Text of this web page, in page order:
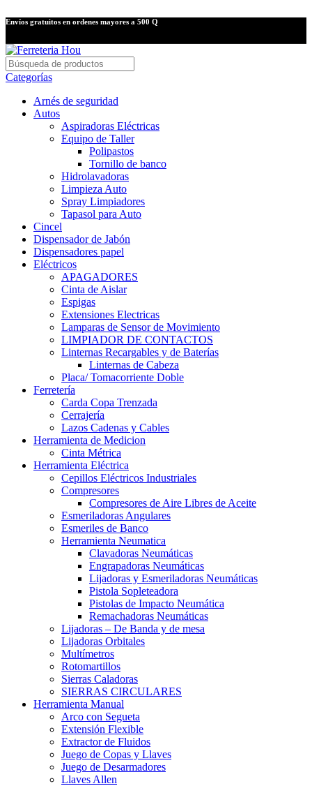
Envíos gratuitos en ordenes mayores a 500 Q
Categorías
Arnés de seguridad
Autos
Aspiradoras Eléctricas
Equipo de Taller
Polipastos
Tornillo de banco
Hidrolavadoras
Limpieza Auto
Spray Limpiadores
Tapasol para Auto
Cincel
Dispensador de Jabón
Dispensadores papel
Eléctricos
APAGADORES
Cinta de Aislar
Espigas
Extensiones Electricas
Lamparas de Sensor de Movimiento
LIMPIADOR DE CONTACTOS
Linternas Recargables y de Baterías
Linternas de Cabeza
Placa/ Tomacorriente Doble
Ferretería
Carda Copa Trenzada
Cerrajería
Lazos Cadenas y Cables
Herramienta de Medicion
Cinta Métrica
Herramienta Eléctrica
Cepillos Eléctricos Industriales
Compresores
Compresores de Aire Libres de Aceite
Esmeriladoras Angulares
Esmeriles de Banco
Herramienta Neumatica
Clavadoras Neumáticas
Engrapadoras Neumáticas
Lijadoras y Esmeriladoras Neumáticas
Pistola Sopleteadora
Pistolas de Impacto Neumática
Remachadoras Neumáticas
Lijadoras – De Banda y de mesa
Lijadoras Orbitales
Multímetros
Rotomartillos
Sierras Caladoras
SIERRAS CIRCULARES
Herramienta Manual
Arco con Segueta
Extensión Flexible
Extractor de Fluidos
Juego de Copas y Llaves
Juego de Desarmadores
Llaves Allen